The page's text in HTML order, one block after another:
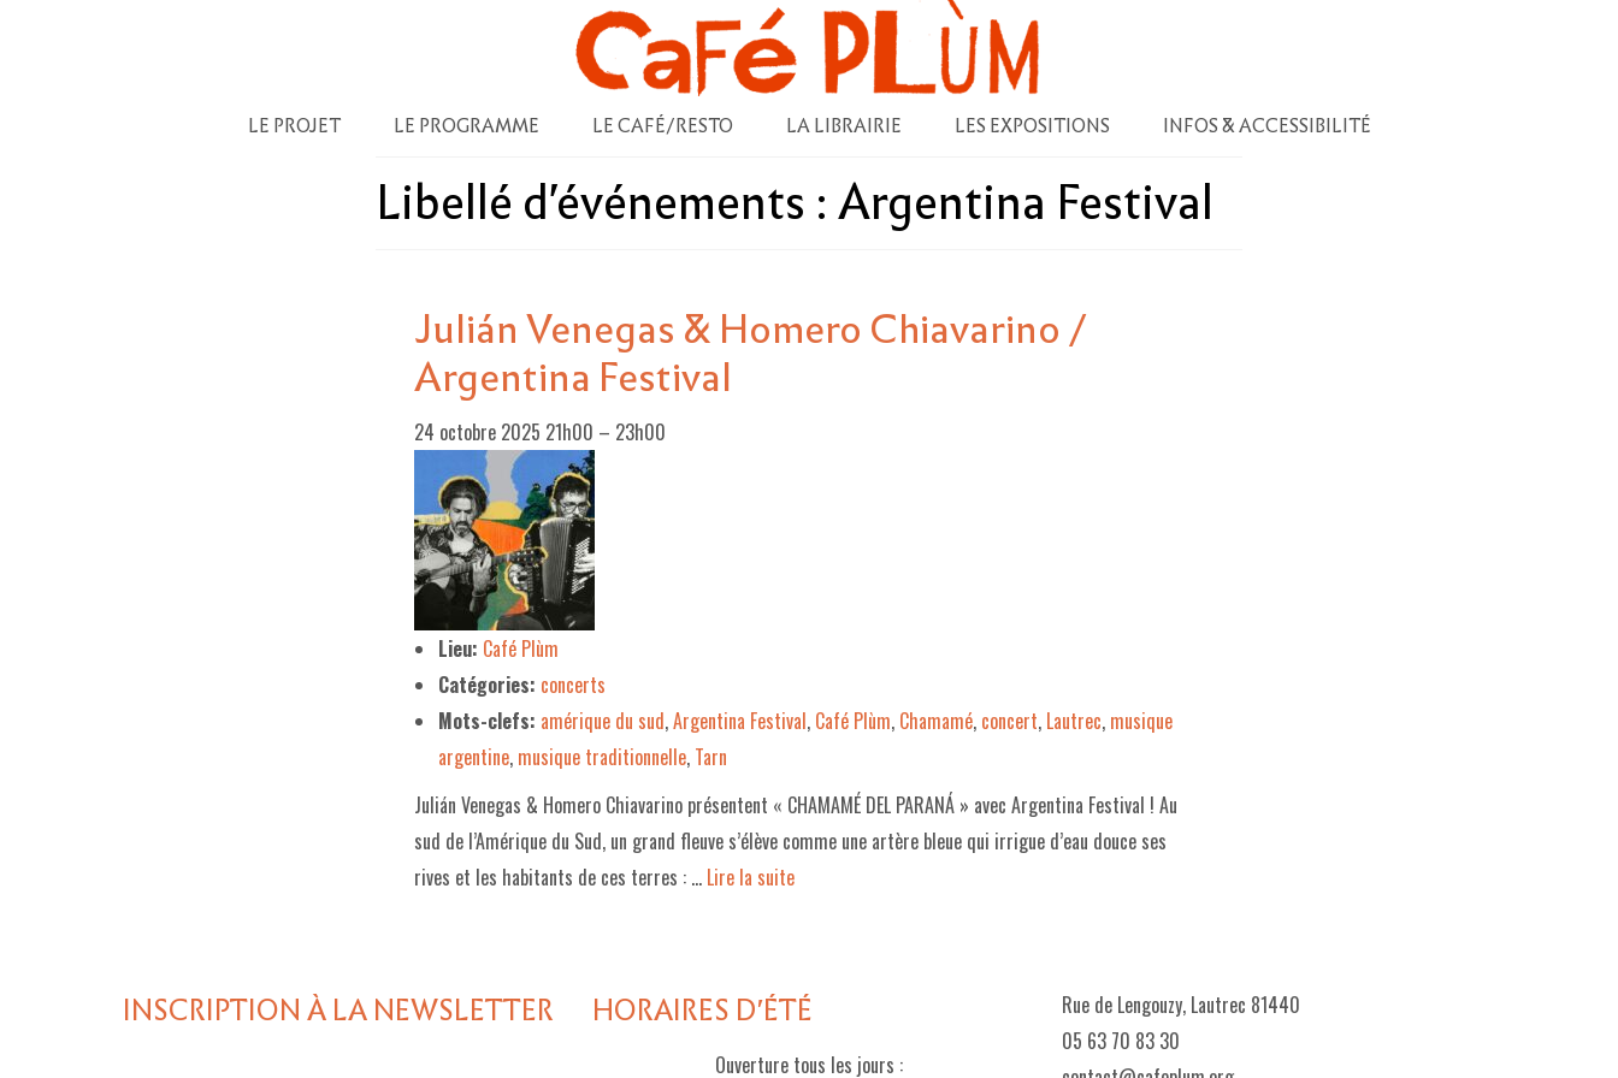
LE PROJET LE PROGRAMME LE CAFÉ/RESTO LA LIBRAIRIE LES EXPOSITIONS INFOS & ACCESSIBILITÉ
Libellé d'événements :Argentina Festival
Julián Venegas & Homero Chiavarino /
Argentina Festival
24 octobre 2025 21h00 – 23h00
Lieu: Café Plùm
Catégories: concerts
Mots-clefs: amérique du sud,Argentina Festival, Café Plùm, Chamamé, concert, Lautrec, musique
argentine, musique traditionnelle, Tarn
Julián Venegas & Homero Chiavarino présentent « CHAMAMÉ DEL PARANÁ » avec Argentina Festival ! Au
sud de l’Amérique du Sud, un grand fleuve s’élève comme une artère bleue qui irrigue d’eau douce ses
rives et les habitants de ces terres : … Lire la suite­­
INSCRIPTION À LA NEWSLETTER HORAIRES D'ÉTÉ
Ouverture tous les jours :
Rue de Lengouzy, Lautrec 81440
05 63 70 83 30